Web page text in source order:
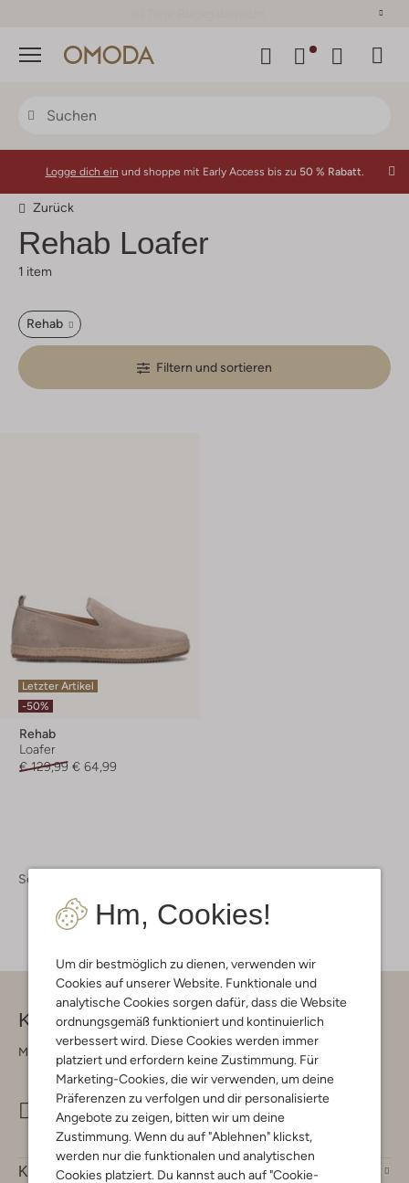
Menü
Hm, Cookies!
Um dir bestmöglich zu dienen, verwenden wir
Cookies auf unserer Website. Funktionale und
analytische Cookies sorgen dafür, dass die Website
ordnungsgemäß funktioniert und kontinuierlich
verbessert wird. Diese Cookies werden immer
platziert und erfordern keine Zustimmung. Für
Marketing-Cookies, die wir verwenden, um deine
Präferenzen zu verfolgen und dir personalisierte
Angebote zu zeigen, bitten wir um deine
Zustimmung. Wenn du auf "Ablehnen" klickst,
werden nur die funktionalen und analytischen
Cookies platziert. Du kannst auch auf "Cookie-
Logge dich ein und shoppe mit Early Access bis zu 50 % Rabatt.
Zurück
Rehab Loafer
1 item
Rehab
Filtern und sortieren
Letzter Artikel
-50%
Rehab
Loafer
€ 129,99 € 64,99
Schuhe
Kontakt
Montag - Freitag 09:00 - 17:00 uur
Kundenservice